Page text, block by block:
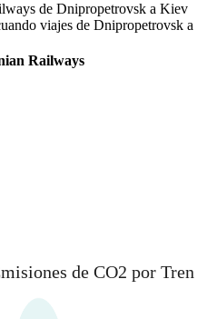
de Dnipropetrovsk a Kiev
viajes de Dnipropetrovsk a
Railways
de CO2 por Tren